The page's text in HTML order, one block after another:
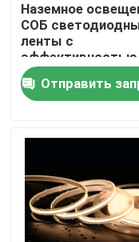
Дома
О Компании
Контакты
Наземное
СОБ
ленты с
эффективностью
10W/M и 100LM/W
белом цвете
Отправить